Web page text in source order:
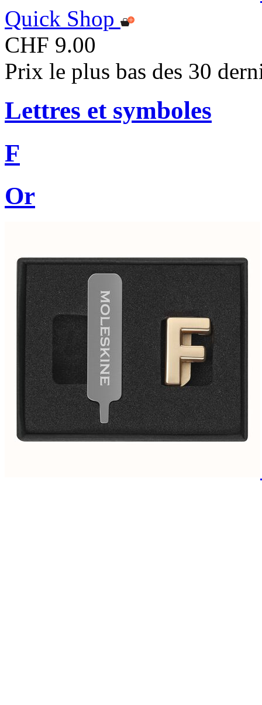
Quick Shop
CHF 9.00
Prix le plus bas des 30
Lettres et symboles
F
Or